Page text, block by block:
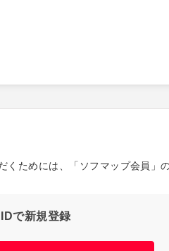
くためには、「ソフマップ会員」
で新規登録